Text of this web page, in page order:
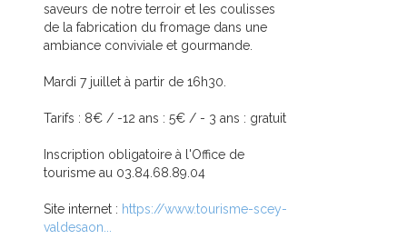
saveurs de notre terroir et les coulisses
de la fabrication du fromage dans une
ambiance conviviale et gourmande.
Mardi 7 juillet à partir de 16h30.
Tarifs : 8€ / -12 ans : 5€ / - 3 ans : gratuit
Inscription obligatoire à l'Office de
tourisme au 03.84.68.89.04
Site internet : https://www.tourisme-scey-
valdesaon...